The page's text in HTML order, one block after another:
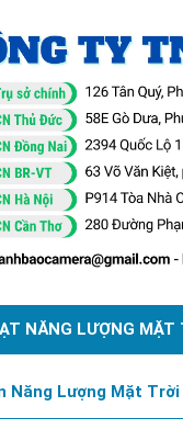
NĂNG LƯỢNG MẶT
Năng Lượng Mặt Trời